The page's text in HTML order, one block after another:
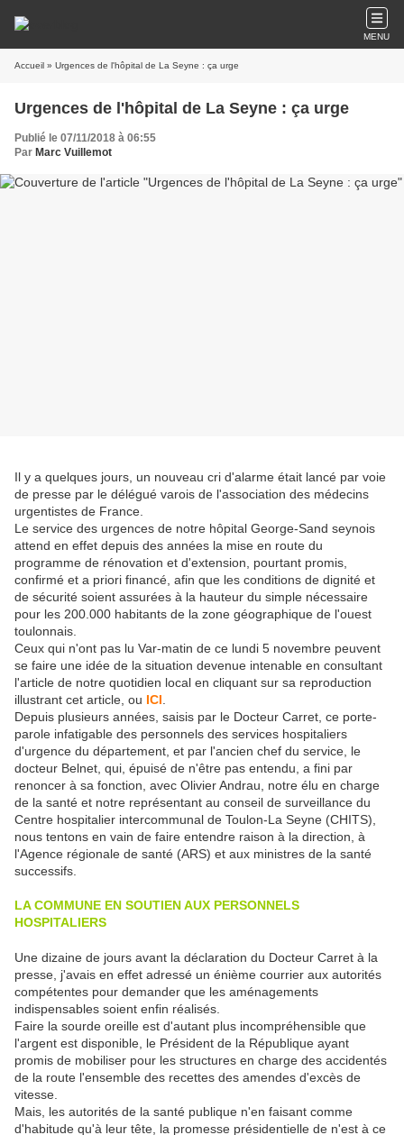
MENU
Accueil » Urgences de l'hôpital de La Seyne : ça urge
Urgences de l'hôpital de La Seyne : ça urge
Publié le 07/11/2018 à 06:55
Par Marc Vuillemot
Il y a quelques jours, un nouveau cri d'alarme était lancé par voie
de presse par le délégué varois de l'association des médecins
urgentistes de France.
Le service des urgences de notre hôpital George-Sand seynois
attend en effet depuis des années la mise en route du
programme de rénovation et d'extension, pourtant promis,
confirmé et a priori financé, afin que les conditions de dignité et
de sécurité soient assurées à la hauteur du simple nécessaire
pour les 200.000 habitants de la zone géographique de l'ouest
toulonnais.
Ceux qui n'ont pas lu Var-matin de ce lundi 5 novembre peuvent
se faire une idée de la situation devenue intenable en consultant
l'article de notre quotidien local en cliquant sur sa reproduction
illustrant cet article, ou ICI
Depuis plusieurs années, saisis par le Docteur Carret, ce porte-
parole infatigable des personnels des services hospitaliers
d'urgence du département, et par l'ancien chef du service, le
docteur Belnet, qui, épuisé de n'être pas entendu, a fini par
renoncer à sa fonction, avec Olivier Andrau, notre élu en charge
de la santé et notre représentant au conseil de surveillance du
Centre hospitalier intercommunal de Toulon-La Seyne (CHITS),
nous tentons en vain de faire entendre raison à la direction, à
l'Agence régionale de santé (ARS) et aux ministres de la santé
successifs.
LA COMMUNE EN SOUTIEN AUX PERSONNELS
HOSPITALIERS
Une dizaine de jours avant la déclaration du Docteur Carret à la
presse, j'avais en effet adressé un énième courrier aux autorités
compétentes pour demander que les aménagements
indispensables soient enfin réalisés.
Faire la sourde oreille est d'autant plus incompréhensible que
l'argent est disponible, le Président de la République ayant
promis de mobiliser pour les structures en charge des accidentés
de la route l'ensemble des recettes des amendes d'excès de
vitesse.
Mais, les autorités de la santé publique n'en faisant comme
d'habitude qu'à leur tête, la promesse présidentielle de n'est à ce